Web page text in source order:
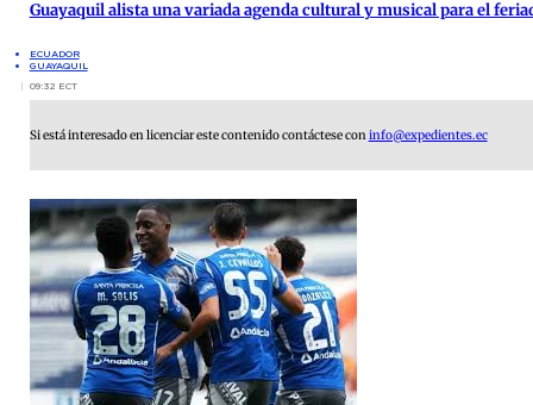
Guayaquil alista una variada agenda cultural y musical para el
ECUADOR
GUAYAQUIL
09:32 ECT
Si está interesado en licenciar este contenido contáctese coninfo@expedientes.ec